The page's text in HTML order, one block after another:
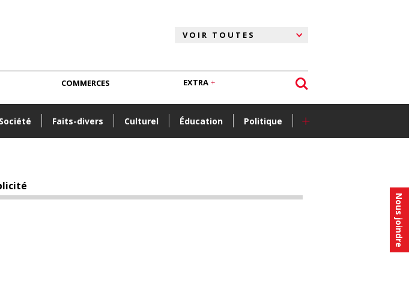
Nous joindre
Société Faits-divers Culturel Éducation Politique +
COMMERCES EXTRA